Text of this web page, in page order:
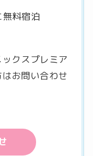
料宿泊
クスプレミア
お問い合わせ